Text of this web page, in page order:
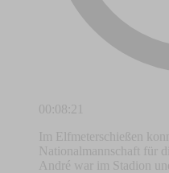
00:08:21
Im Elfmeterschießen
Nationalmannschaft für
André war im Stadion